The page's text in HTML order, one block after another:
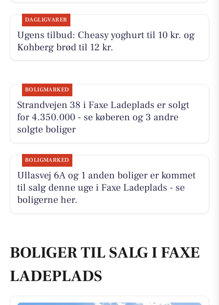
DAGLIGVARER
Ugens tilbud: Cheasy yoghurt til 10 kr. og
Kohberg brød til 12 kr.
BOLIGMARKED
Strandvejen 38 i Faxe Ladeplads er solgt
for 4.350.000 - se køberen og 3 andre
solgte boliger
BOLIGMARKED
Ullasvej 6A og 1 anden boliger er kommet
til salg denne uge i Faxe Ladeplads - se
boligerne her.
BOLIGER TIL SALG I FAXE
LADEPLADS